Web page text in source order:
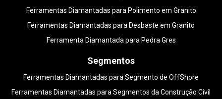
Ferramentas Diamantadas para Polimento em Granito
Ferramentas Diamantadas para Desbaste em Granito
Ferramenta Diamantada para Pedra Gres
Segmentos
Ferramentas Diamantadas para Segmento de OffShore
Ferramentas Diamantadas para Segmentos da Construção Civil